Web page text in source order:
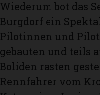
Wiederum bot das
Burgdorf ein
Pilotinnen und
gebauten und teils
Boliden rasten
Rennfahrer vom